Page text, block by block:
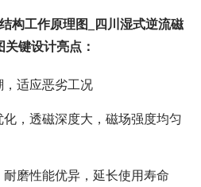
构工作原理图_四川湿式逆流磁
关键设计亮点：
适应恶劣工况
，透磁深度大，磁场强度均匀
磨性能优异，延长使用寿命